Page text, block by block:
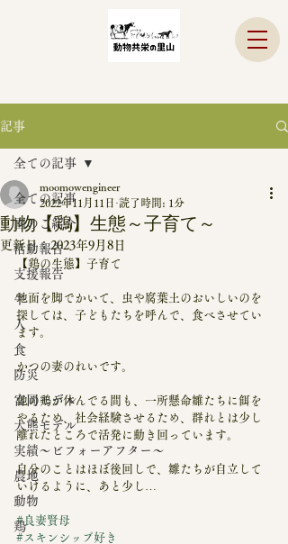
記事
全ての記事
園のご紹介
活動報告
支援報告
牛
人
食
防災
富岡モデル
大熊モデル
実績～ビフォーアフター～
農地
動物
鶏
全ての記事
動物【鶏】生態～子育て～
moomowengineer
2022年11月11日 読了時間: 1分
更新日：2023年9月8日
【鶏の生態】子育て
地面を脚でかいて、虫や腐葉土のおいしいのを
探しては、子どもたちを呼んで、食べさせてい
ます。
かつの妻のれいです。
他の鶏が休んでる間も、一所懸命雛たちに餌を
やるため、社会経験させるため、群れとは少し
離れたところで活発に動き回っています。
自分のことはほぼ後回しで、雛たちが自立して
いけるように、あと少し…
#良妻賢母
#スキンシップ好き